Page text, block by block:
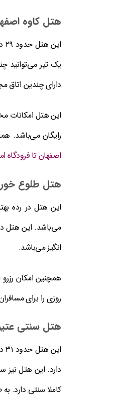
هتل کاوه
یک تیر می‌توانید
دارای چندین
این هتل امکانات
رایگان می‌باشد.
اصفهان تا فرودگاه
هتل طلوع
انگیز می‌باشد.
همچنین امکان
روزی را برای
هتل سنتی
دارد. این هتل
کاملا سنتی دارد.